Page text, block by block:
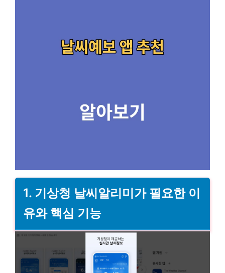
1. 기상청 날씨알리미가 필요한 이
유와 핵심 기능